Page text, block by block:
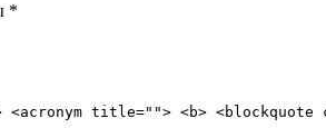
*
title=""> <b> <blockquote